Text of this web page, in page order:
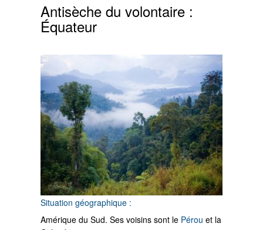
Antisèche du volontaire :
Équateur
Situation géographique :
Amérique du Sud. Ses voisins sont le Pérou et la